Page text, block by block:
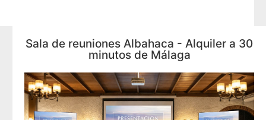
Sala de reuniones Albahaca - Alquiler a 30
minutos de Málaga